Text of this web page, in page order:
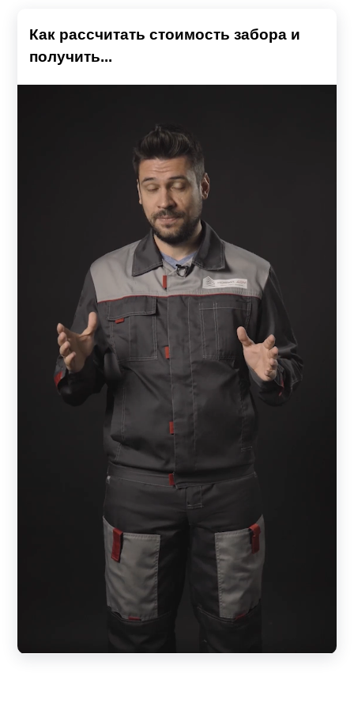
Как рассчитать стоимость забора и
получить...